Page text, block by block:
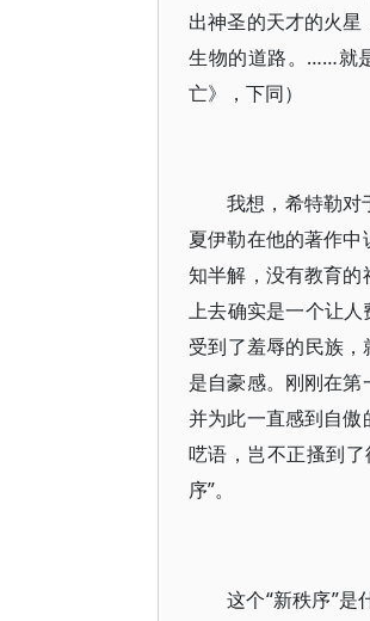
出神圣的天才的火
生物的道路。……就
亡》，下同）
我想，希特勒对
夏伊勒在他的著作
知半解，没有教育
上去确实是一个让
受到了羞辱的民族
是自豪感。刚刚在第
并为此一直感到自
呓语，岂不正搔到
序”。
这个“新秩序”是